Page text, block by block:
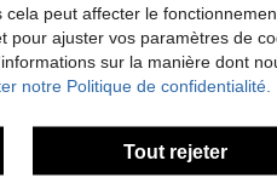
peut affecter le
pour ajuster vos paramètres de
sur la manière dont
notre Politique de confidentialité.
Tout rejeter